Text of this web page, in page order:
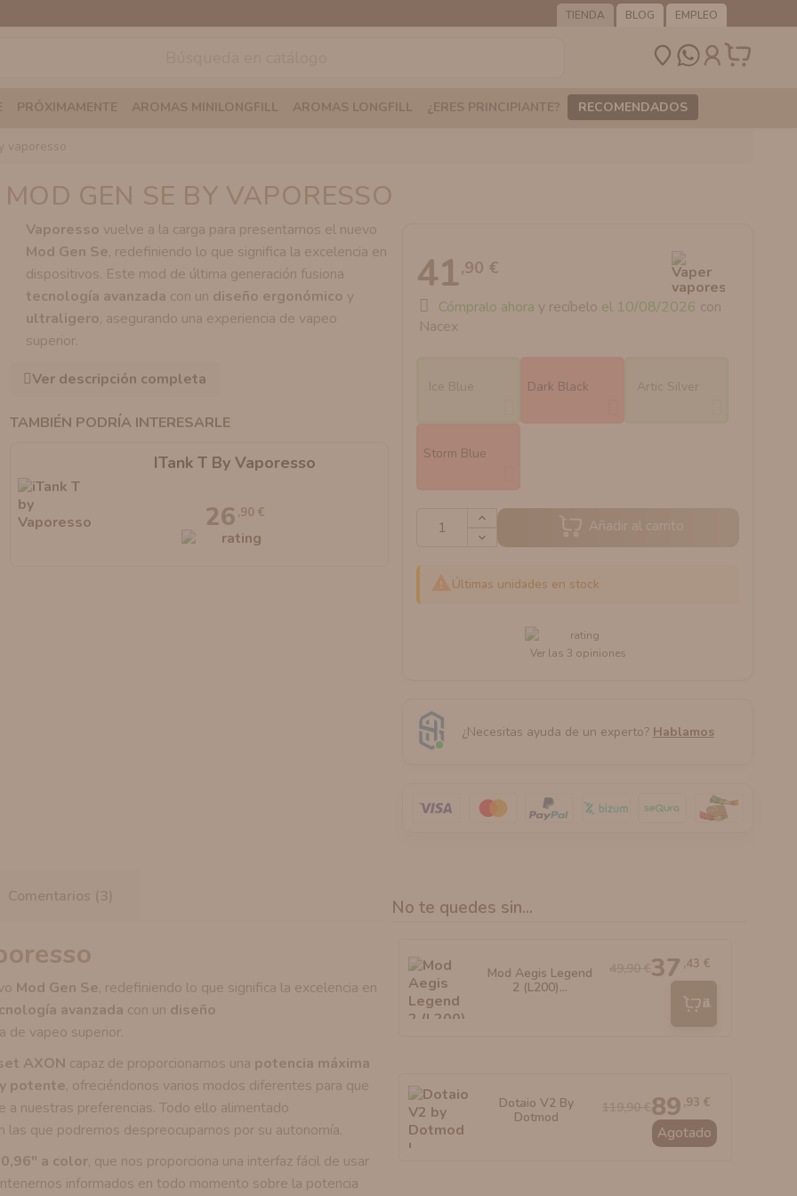
TIENDA BLOG EMPLEO
PRÓXIMAMENTE AROMAS MINILONGFILL AROMAS LONGFILL ¿ERES PRINCIPIANTE? RECOMENDADOS
vaporesso
MOD GEN SE BY VAPORESSO
Vaporesso vuelve a la carga para presentarnos el nuevo
Mod Gen Se, redefiniendo lo que significa la excelencia en
dispositivos. Este mod de última generación fusiona
tecnología avanzada con un diseño ergonómico y
ultraligero, asegurando una experiencia de vapeo
superior.
Ver descripción completa
TAMBIÉN PODRÍA INTERESARLE
ITank T By Vaporesso
26 ,90 €
41,90 €
Cómpralo ahora y recíbelo el 10/08/2026 con
Nacex
Ice Blue Dark Black Artic Silver
Storm Blue
Añadir al carrito
 Últimas unidades en stock
Ver las 3 opiniones
¿Necesitas ayuda de un experto? Hablamos
Comentarios (3)
Mod Gen Se, redefiniendo lo que significa la excelencia en
avanzada con un diseño
de vapeo superior.
AXON capaz de proporcionarnos una potencia máxima
potente, ofreciéndonos varios modos diferentes para que
nuestras preferencias. Todo ello alimentado
las que podremos despreocuparnos por su autonomía.
a color, que nos proporciona una interfaz fácil de usar
informados en todo momento sobre la potencia
No te quedes sin...
Mod Aegis Legend
2 (L200)...
37 ,43 €
Añadir
Dotaio V2 By
Dotmod
89 ,93 €
Agotado